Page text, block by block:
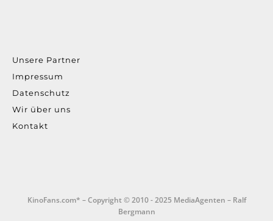
Unsere Partner
Impressum
Datenschutz
Wir über uns
Kontakt
KinoFans.com* – Copyright © 2010 - 2025 MediaAgenten – Ralf
Bergmann